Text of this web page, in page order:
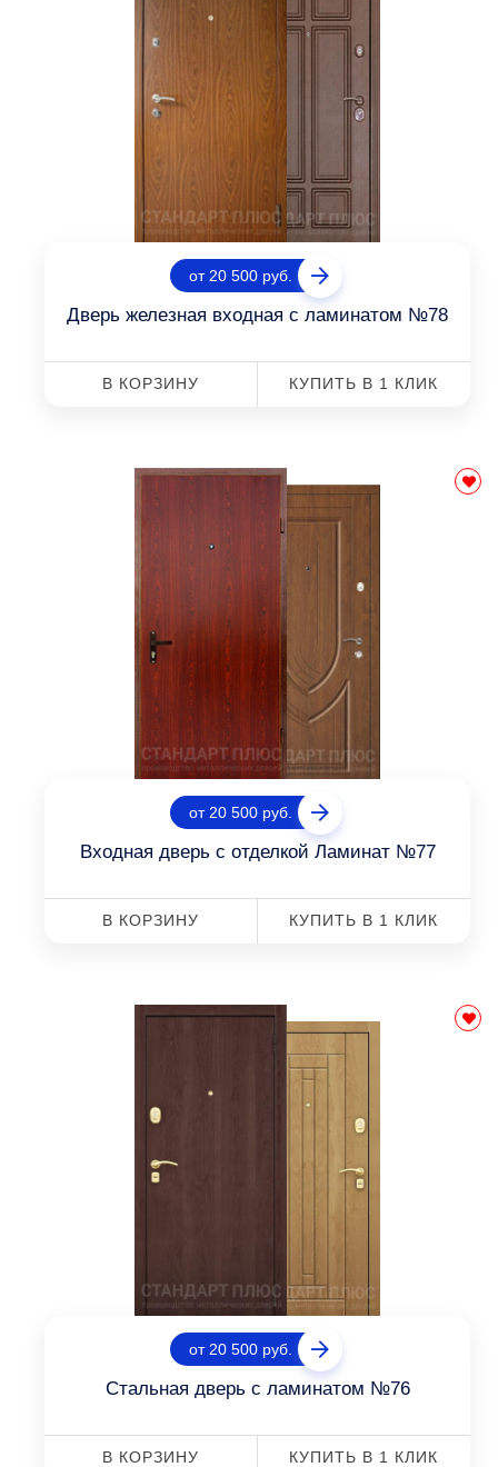
от 20 500 руб.
Дверь железная входная с ламинатом №78
В КОРЗИНУ КУПИТЬ В 1 КЛИК
от 20 500 руб.
Входная дверь с отделкой Ламинат №77
В КОРЗИНУ КУПИТЬ В 1 КЛИК
от 20 500 руб.
Стальная дверь с ламинатом №76
В КОРЗИНУ КУПИТЬ В 1 КЛИК